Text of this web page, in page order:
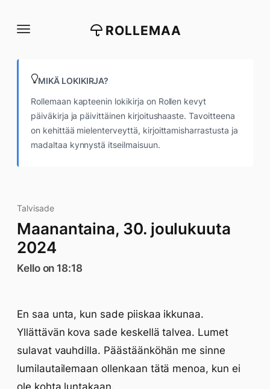
suoraan
ROLLEMAA
MIKÄ LOKIKIRJA?
Rollemaan kapteenin lokikirja on Rollen kevyt
päiväkirja ja päivittäinen kirjoitushaaste. Tavoitteena
on kehittää mielenterveyttä, kirjoittamisharrastusta ja
madaltaa kynnystä itseilmaisuun.
Talvisade
Maanantaina, 30. joulukuuta
2024
Kello on 18:18
En saa unta, kun sade piiskaa ikkunaa.
Yllättävän kova sade keskellä talvea. Lumet
sulavat vauhdilla. Päästäänköhän me sinne
lumilautailemaan ollenkaan tätä menoa, kun ei
ole kohta luntakaan.